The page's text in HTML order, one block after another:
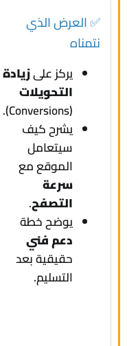
✅ العرض الذي
نتمناه
يركز علىزيادة
التحويلات
(Conversions).
يشرح كيف
سيتعامل
الموقع مع
سرعة
التصفح.
يوضح خطة
دعم فني
حقيقية بعد
التسليم.